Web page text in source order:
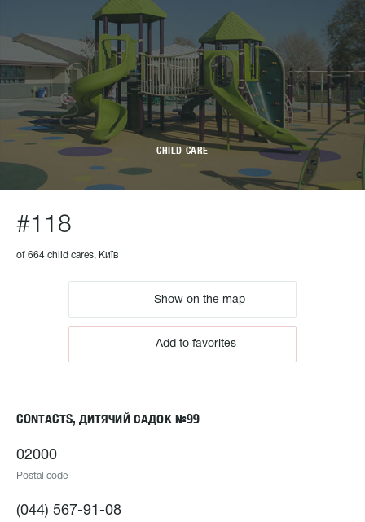
CHILD CARE
#118
of 664 child cares, Київ
Show on the map
Add to favorites
CONTACTS, ДИТЯЧИЙ САДОК №99
02000
Postal code
(044) 567-91-08